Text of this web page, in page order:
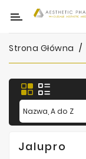
Kategoria
OUTLET
Wypełniacze
Stymulatory
Mezoterapia
Peelingi
Strona Główna
Nazwa, A do Z
Jalupro